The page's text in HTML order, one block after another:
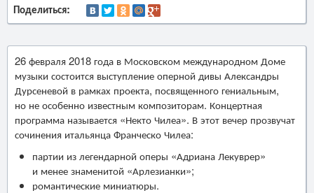
Поделиться:
26 февраля 2018 года в Московском международном Доме
музыки состоится выступление оперной дивы Александры
Дурсеневой в рамках проекта, посвященного гениальным,
но не особенно известным композиторам. Концертная
программа называется «Некто Чилеа». В этот вечер прозвучат
сочинения итальянца Франческо Чилеа:
партии из легендарной оперы «Адриана Лекуврер»
и менее знаменитой «Арлезианки»;
романтические миниатюры.